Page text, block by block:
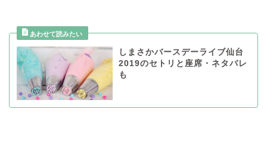
しまさかバースデーライブ仙台
2019のセトリと座席・ネタバレ
も